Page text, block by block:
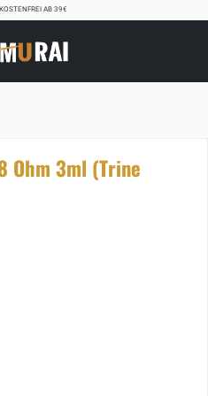
AB 39€
Ohm 3ml (Trine